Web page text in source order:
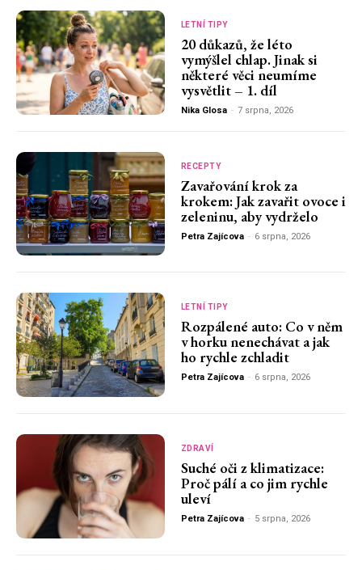
LETNÍ TIPY
20 důkazů, že léto
vymýšlel chlap. Jinak si
některé věci neumíme
vysvětlit – 1. díl
Nika Glosa - 7 srpna, 2026
RECEPTY
Zavařování krok za
krokem: Jak zavařit ovoce i
zeleninu, aby vydrželo
Petra Zajícova - 6 srpna, 2026
LETNÍ TIPY
Rozpálené auto: Co v něm
v horku nenechávat a jak
ho rychle zchladit
Petra Zajícova - 6 srpna, 2026
ZDRAVÍ
Suché oči z klimatizace:
Proč pálí a co jim rychle
uleví
Petra Zajícova - 5 srpna, 2026